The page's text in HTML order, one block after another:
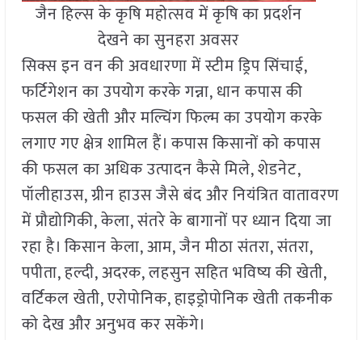
जैन हिल्स के कृषि महोत्सव में कृषि का प्रदर्शन
देखने का सुनहरा अवसर
सिक्स इन वन की अवधारणा में स्टीम ड्रिप सिंचाई,
फर्टिगेशन का उपयोग करके गन्ना, धान कपास की
फसल की खेती और मल्चिंग फिल्म का उपयोग करके
लगाए गए क्षेत्र शामिल हैं। कपास किसानों को कपास
की फसल का अधिक उत्पादन कैसे मिले, शेडनेट,
पॉलीहाउस, ग्रीन हाउस जैसे बंद और नियंत्रित वातावरण
में प्रौद्योगिकी, केला, संतरे के बागानों पर ध्यान दिया जा
रहा है। किसान केला, आम, जैन मीठा संतरा, संतरा,
पपीता, हल्दी, अदरक, लहसुन सहित भविष्य की खेती,
वर्टिकल खेती, एरोपोनिक, हाइड्रोपोनिक खेती तकनीक
को देख और अनुभव कर सकेंगे।